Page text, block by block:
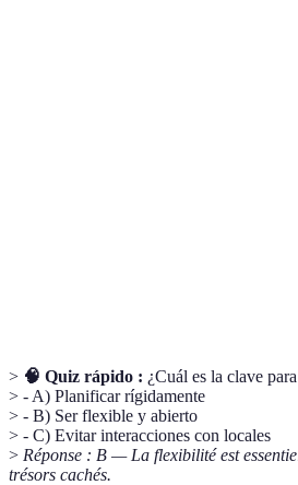
> 🧠 Quiz rápido : ¿Cuál es la clave
> - A) Planificar rígidamente
> - B) Ser flexible y abierto
> - C) Evitar interacciones con locales
> Réponse : B — La flexibilité est
trésors cachés.